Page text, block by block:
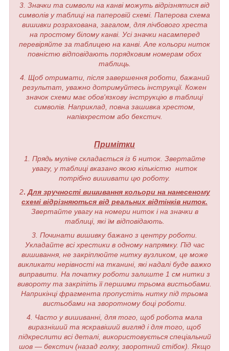
3. Значки та символи на канві можуть відрізнятися від
символів у таблиці на паперовій схемі. Паперова схема
вишивки розрахована, загалом, для лічбового хреста
на простому білому канві. Усі значки насамперед
перевіряйте за таблицею на канві. Але кольори ниток
повністю відповідають порядковим номерам обох
таблиць.
4. Щоб отримати, після завершення роботи, бажаний
результат, уважно дотримуйтесь інструкції. Кожен
значок схеми має обов'язкову інструкцію в таблиці
символів. Наприклад, повна зашивка хрестом,
напівхрестом або бекстич.
Примітки
1. Прядь муліне складається із 6 ниток. Звертайте
увагу, у таблиці вказано якою кількістю ниток
потрібно вишивати цю роботу.
2. Для зручності вишивання кольори на нанесеному
схемі відрізняються від реальних відтінків ниток.
Звертайте увагу на номери ниток і на значки в
таблиці, які їм відповідають.
3. Починати вишивку бажано з центру роботи.
Укладайте всі хрестики в одному напрямку. Під час
вишивання, не закріплюйте нитку вузликом, це може
викликати нерівності на тканині, які надалі буде важко
виправити. На початку роботи залиште 1 см нитки з
вивороту та закріпіть її першими трьома вистьобами.
Наприкінці фрагмента пропустіть нитку під трьома
вистьобами на зворотному боці роботи.
4. Часто у вишиванні, для того, щоб робота мала
виразніший та яскравіший вигляд і для того, щоб
підкреслити всі деталі, використовується спеціальний
шов — бекстич (назад голку, зворотний стібок). Якщо